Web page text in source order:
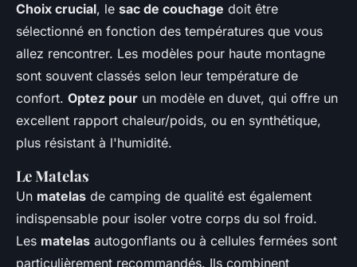
Choix crucial, le sac de couchage doit être
sélectionné en fonction des températures que vous
allez rencontrer. Les modèles pour haute montagne
sont souvent classés selon leur température de
confort. Optez pour un modèle en duvet, qui offre un
excellent rapport chaleur/poids, ou en synthétique,
plus résistant à l'humidité.
Le Matelas
Un matelas de camping de qualité est également
indispensable pour isoler votre corps du sol froid.
Les matelas autogonflants ou à cellules fermées sont
particulièrement recommandés. Ils combinent